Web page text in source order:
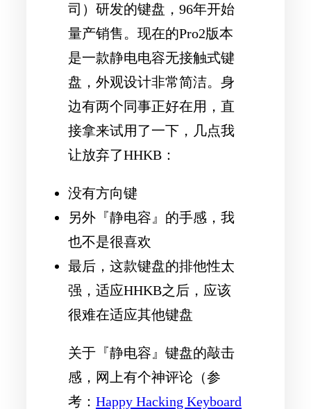
司）研发的键盘，96年开始
量产销售。现在的Pro2版本
是一款静电电容无接触式键
盘，外观设计非常简洁。身
边有两个同事正好在用，直
接拿来试用了一下，几点我
让放弃了HHKB：
没有方向键
另外『静电容』的手感，我
也不是很喜欢
最后，这款键盘的排他性太
强，适应HHKB之后，应该
很难在适应其他键盘
关于『静电容』键盘的敲击
感，网上有个神评论（参
考： Happy Hacking Keyboard